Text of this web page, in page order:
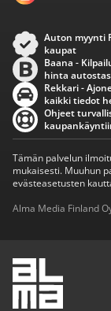
Auton myynti
kaupat
Baana -
hinta
Rekkari -
kaikki tiedot
Ohjeet
Tämän palvelun
mukaisesti. Muuhun
evästeasetusten
Alma Media Finland